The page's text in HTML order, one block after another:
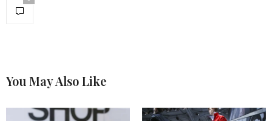
You May Also Like